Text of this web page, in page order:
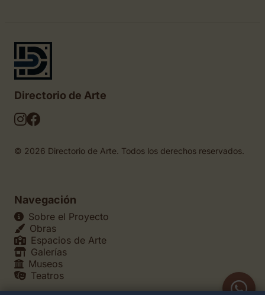
Directorio de Arte
© 2026 Directorio de Arte. Todos los derechos reservados.
Navegación
Sobre el Proyecto
Obras
Espacios de Arte
Galerías
Museos
Teatros